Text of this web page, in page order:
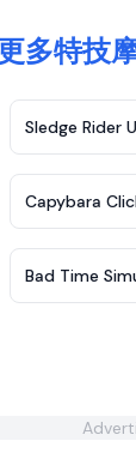
多特技
Sledge Rider
Capybara
Bad Time